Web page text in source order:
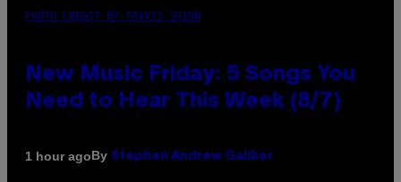
PHOTO CREDIT BY TRAVIS SHINN
New Music Friday: 5 Songs You
Need to Hear This Week (8/7)
1 hour agoBy Stephen Andrew Galiher